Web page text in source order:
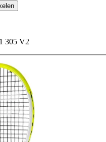
305 V2